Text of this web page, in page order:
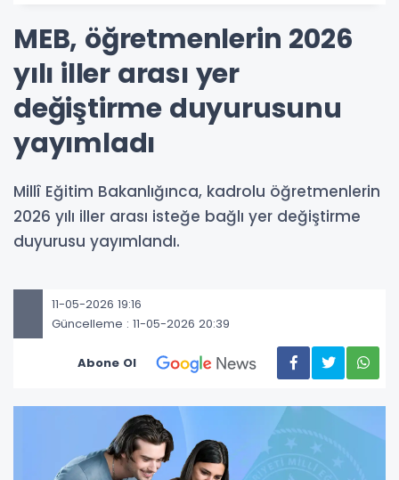
MEB, öğretmenlerin 2026
yılı iller arası yer
değiştirme duyurusunu
yayımladı
Millî Eğitim Bakanlığınca, kadrolu öğretmenlerin
2026 yılı iller arası isteğe bağlı yer değiştirme
duyurusu yayımlandı.
11-05-2026 19:16
Güncelleme : 11-05-2026 20:39
Abone Ol